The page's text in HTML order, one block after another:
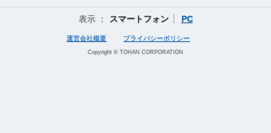
表示 ： スマートフォン PC
運営会社概要 プライバシーポリシー
Copyright © TOHAN CORPORATION